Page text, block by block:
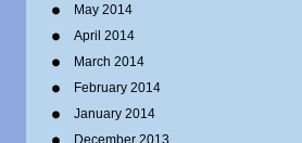
May 2014
April 2014
March 2014
February 2014
January 2014
December 2013